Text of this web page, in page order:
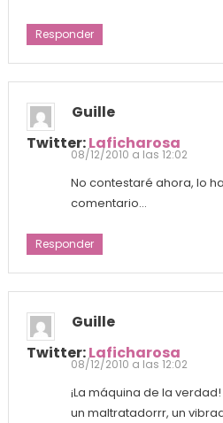
Responder
Guille
Twitter:Laficharosa
08/12/2010 a las 12:02
No contestaré ahora, lo
comentario…
Responder
Guille
Twitter:Laficharosa
08/12/2010 a las 12:02
¡La máquina de la
un maltratadorrr, un